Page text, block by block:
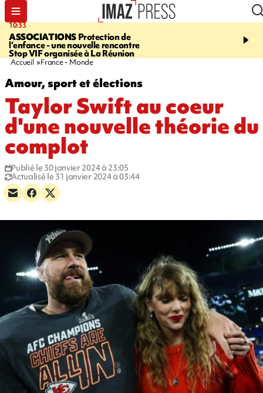
10:33
ASSOCIATIONSProtection de
l’enfance - une nouvelle rencontre
Stop VIF organisée à La Réunion
15:03
Vaste feu
l'ouest du pays, 20.000
Accueil France - Monde
Amour, sport et élections
Taylor Swift au coeur
d'une nouvelle théorie du
complot
Publié le 30 janvier 2024 à 23:05
Actualisé le 31 janvier 2024 à 03:44